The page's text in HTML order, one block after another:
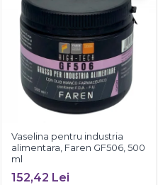
Vaselina pentru industria
alimentara, Faren GF506, 500
ml
152,42 Lei